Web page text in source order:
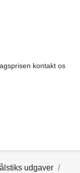
kontakt os
udgaver